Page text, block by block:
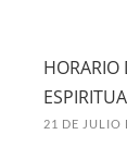
HORARIO
21 DE JULIO